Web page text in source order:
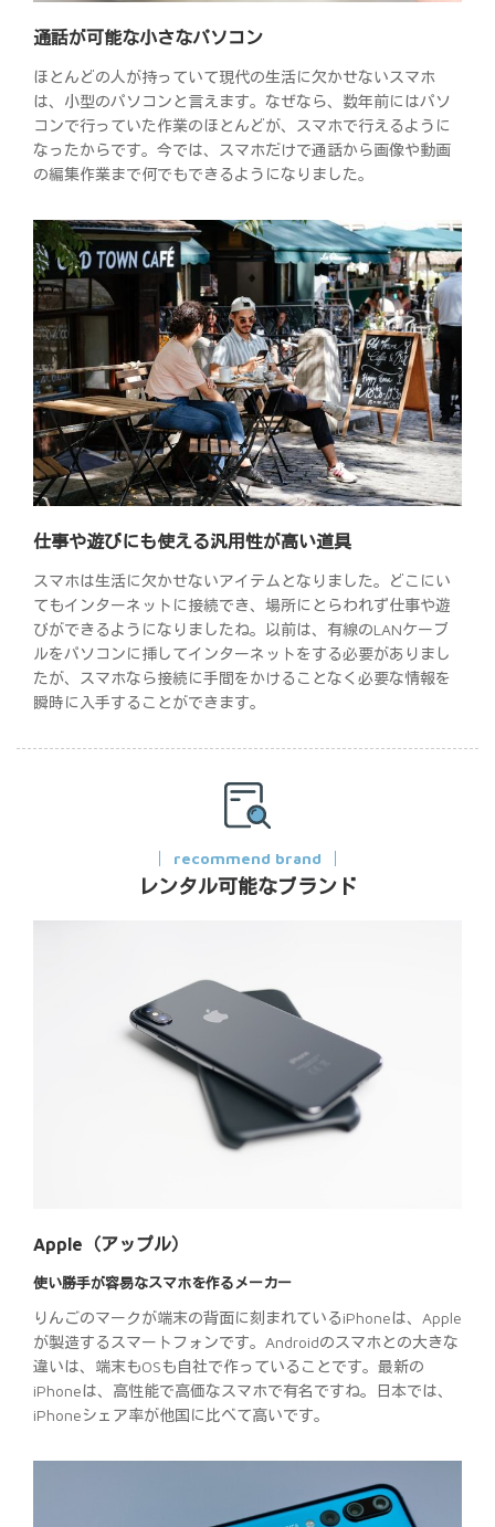
通話が可能な小さなパソコン
ほとんどの人が持っていて現代の生活に欠かせないスマホ
は、小型のパソコンと言えます。なぜなら、数年前にはパソ
コンで行っていた作業のほとんどが、スマホで行えるように
なったからです。今では、スマホだけで通話から画像や動画
の編集作業まで何でもできるようになりました。
仕事や遊びにも使える汎用性が高い道具
スマホは生活に欠かせないアイテムとなりました。どこにい
てもインターネットに接続でき、場所にとらわれず仕事や遊
びができるようになりましたね。以前は、有線のLANケーブ
ルをパソコンに挿してインターネットをする必要がありまし
たが、スマホなら接続に手間をかけることなく必要な情報を
瞬時に入手することができます。
recommend brand
レンタル可能なブランド
Apple（アップル）
使い勝手が容易なスマホを作るメーカー
りんごのマークが端末の背面に刻まれているiPhoneは、Apple
が製造するスマートフォンです。Androidのスマホとの大きな
違いは、端末もOSも自社で作っていることです。最新の
iPhoneは、高性能で高価なスマホで有名ですね。日本では、
iPhoneシェア率が他国に比べて高いです。